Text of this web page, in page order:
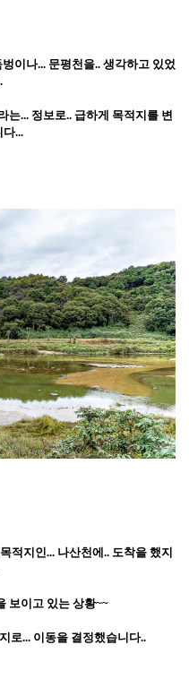
이나... 문평천을.. 생각하고 있었
는... 정보로.. 급하게 목적지를 변
다...
적지인... 나산천에.. 도착을 했지
보이고 있는 상황~~
로... 이동을 결정했습니다..